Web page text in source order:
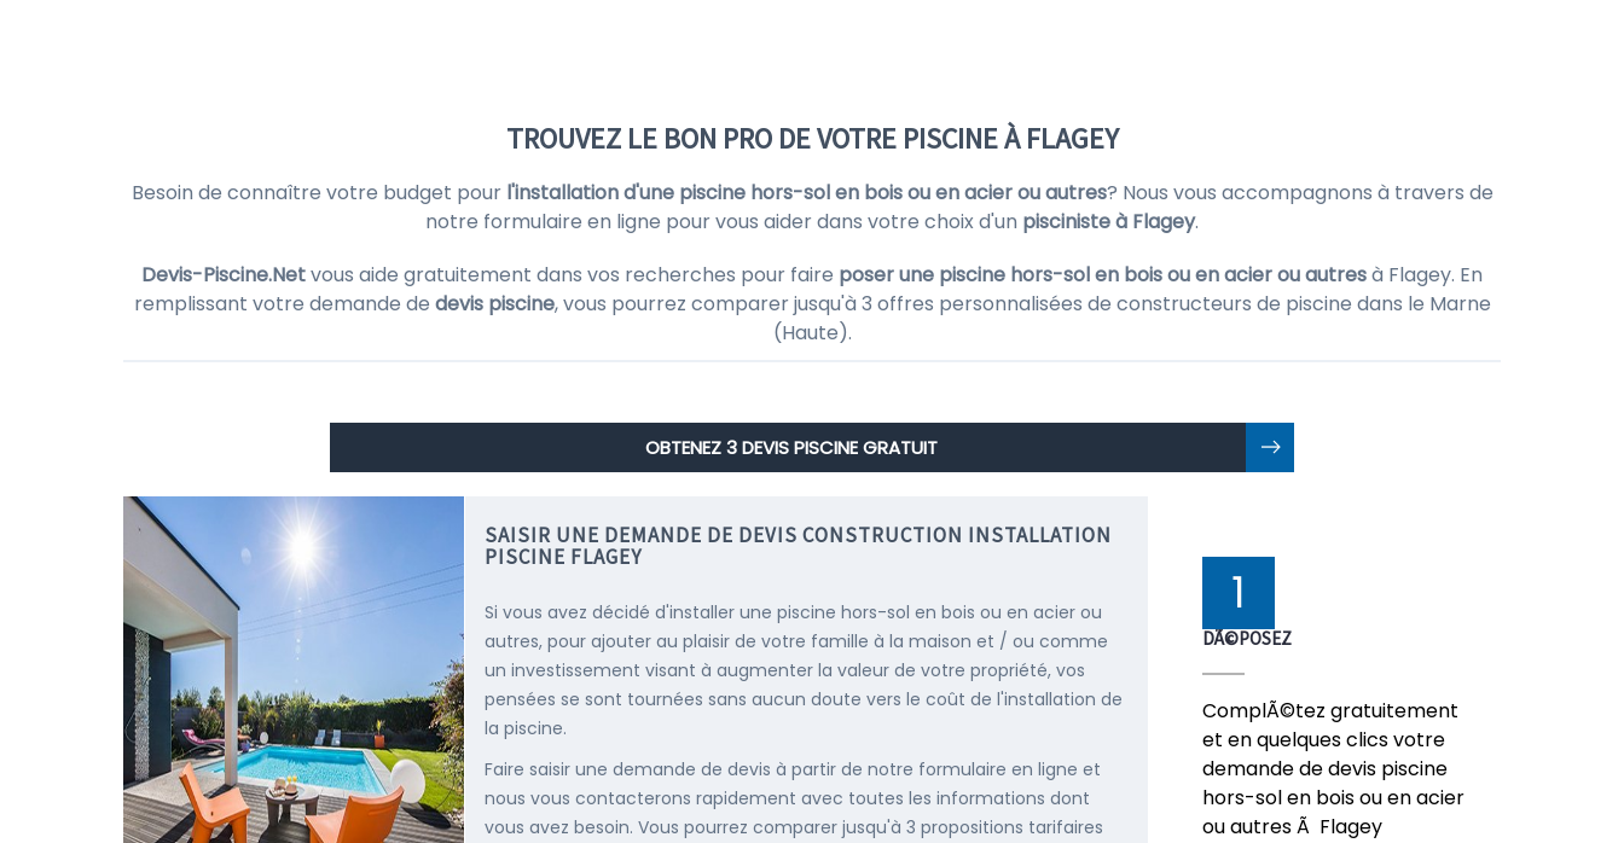
TROUVEZ LE BON PRO DE VOTRE PISCINE À FLAGEY
Besoin de connaître votre budget pour l'installation d'une piscine hors-sol en bois ou en acier ou autres? Nous vous accompagnons à travers de
notre formulaire en ligne pour vous aider dans votre choix d'un pisciniste à Flagey.
Devis-Piscine.Netvous aide gratuitement dans vos recherches pour faire poser une piscine hors-sol en bois ou en acier ou autresà Flagey. En
remplissant votre demande de devis piscine, vous pourrez comparer jusqu'à 3 offres personnalisées de constructeurs de piscine dans le Marne
(Haute).
OBTENEZ 3 DEVIS PISCINE GRATUIT
SAISIR UNE DEMANDE DE DEVIS CONSTRUCTION INSTALLATION
PISCINE FLAGEY
Si vous avez décidé d'installer une piscine hors-sol en bois ou en acier ou
autres, pour ajouter au plaisir de votre famille à la maison et / ou comme
un investissement visant à augmenter la valeur de votre propriété, vos
pensées se sont tournées sans aucun doute vers le coût de l'installation de
la piscine.
Faire saisir une demande de devis à partir de notre formulaire en ligne et
nous vous contacterons rapidement avec toutes les informations dont
vous avez besoin. Vous pourrez comparer jusqu'à 3 propositions tarifaires
1
DÃ©POSEZ
ComplÃ©tez gratuitement
et en quelques clics votre
demande de devis piscine
hors-sol en bois ou en acier
ou autres Ã Flagey